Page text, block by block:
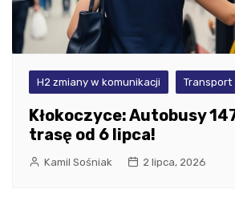
H2 zmiany w komunikacji Transport
Kłokoczyce: Autobusy
trasę od 6 lipca!
Kamil Sośniak 2 lipca, 2026